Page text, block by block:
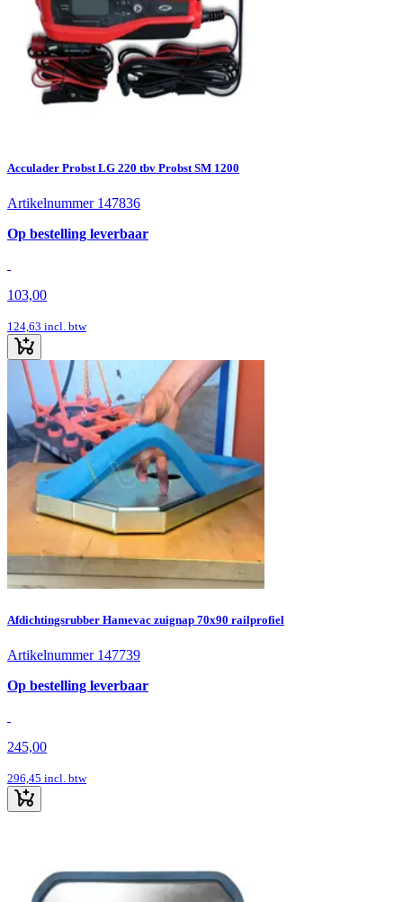
Acculader Probst LG 220 tbv Probst SM 1200
Artikelnummer 147836
Op bestelling leverbaar
103,00
124,63 incl. btw
Afdichtingsrubber Hamevac zuignap 70x90 railprofiel
Artikelnummer 147739
Op bestelling leverbaar
245,00
296,45 incl. btw